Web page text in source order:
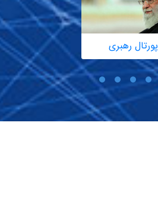
پورتال رهبری